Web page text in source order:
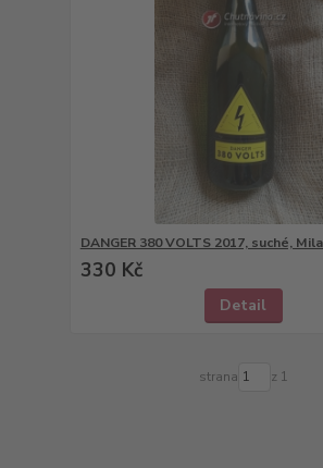
DANGER 380 VOLTS 2017, suché,
330 Kč
Detail
strana z 1